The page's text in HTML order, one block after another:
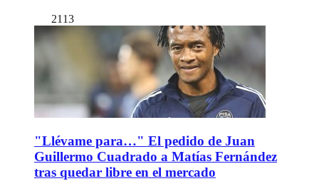
2113
"Llévame para…" El pedido de Juan
Guillermo Cuadrado a Matías Fernández
tras quedar libre en el mercado